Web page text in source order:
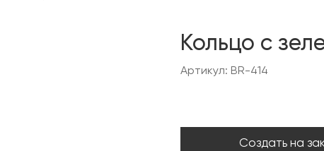
Кольцо с
Артикул: BR-414
Создать на